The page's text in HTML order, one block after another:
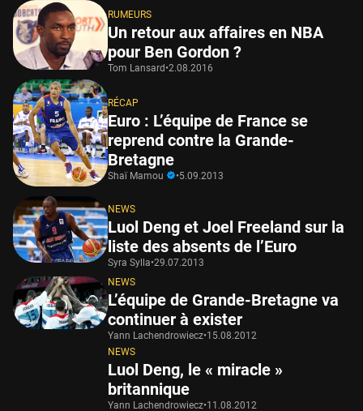
RUMEURS
Un retour aux affaires en NBA
pour Ben Gordon ?
Tom Lansard •2.08.2016
RÉCAP
Euro : L’équipe de France se
reprend contre la Grande-
Bretagne
Shaï Mamou •5.09.2013
NEWS
Luol Deng et Joel Freeland sur la
liste des absents de l’Euro
Syra Sylla•29.07.2013
NEWS
L’équipe de Grande-Bretagne va
continuer à exister
Yann Lachendrowiecz•15.08.2012
NEWS
Luol Deng, le « miracle »
britannique
Yann Lachendrowiecz•11.08.2012